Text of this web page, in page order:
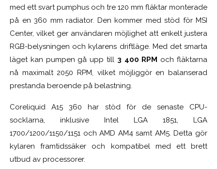
med ett svart pumphus och tre 120 mm fläktar monterade
på en 360 mm radiator. Den kommer med stöd för MSI
Center, vilket ger användaren möjlighet att enkelt justera
RGB-belysningen och kylarens driftläge. Med det smarta
läget kan pumpen gå upp till 3 400 RPM och fläktarna
nå maximalt 2050 RPM, vilket möjliggör en balanserad
prestanda beroende på belastning.
Coreliquid A15 360 har stöd för de senaste CPU-
socklarna, inklusive Intel LGA 1851, LGA
1700/1200/1150/1151 och AMD AM4 samt AM5. Detta gör
kylaren framtidssäker och kompatibel med ett brett
utbud av processorer.